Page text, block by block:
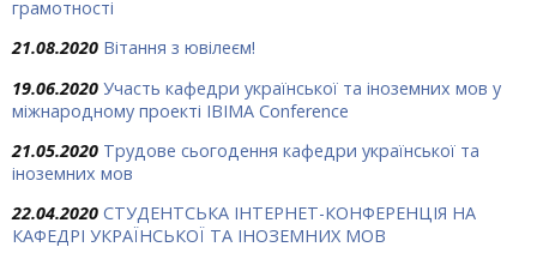
грамотності
21.08.2020 Вітання з ювілеєм!
19.06.2020 Участь кафедри української та іноземних мов у
міжнародному проекті IBIMA Conference
21.05.2020 Трудове сьогодення кафедри української та
іноземних мов
22.04.2020 СТУДЕНТСЬКА ІНТЕРНЕТ-КОНФЕРЕНЦІЯ НА
КАФЕДРІ УКРАЇНСЬКОЇ ТА ІНОЗЕМНИХ МОВ